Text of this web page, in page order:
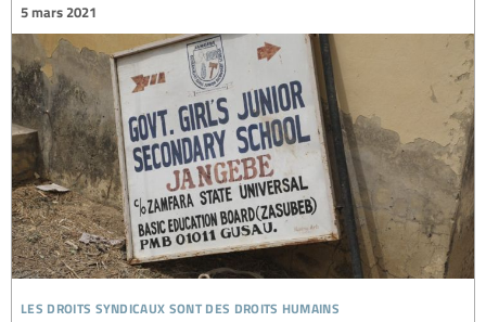
les droits syndicaux sont des droits humains
5 mars 2021